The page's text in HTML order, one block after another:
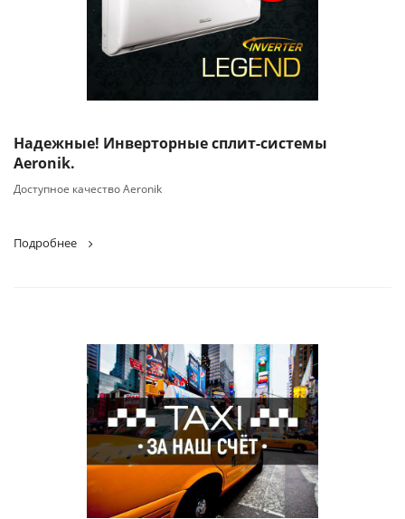
Надежные! Инверторные сплит-системы
Aeronik.
Доступное качество Aeronik
Подробнее